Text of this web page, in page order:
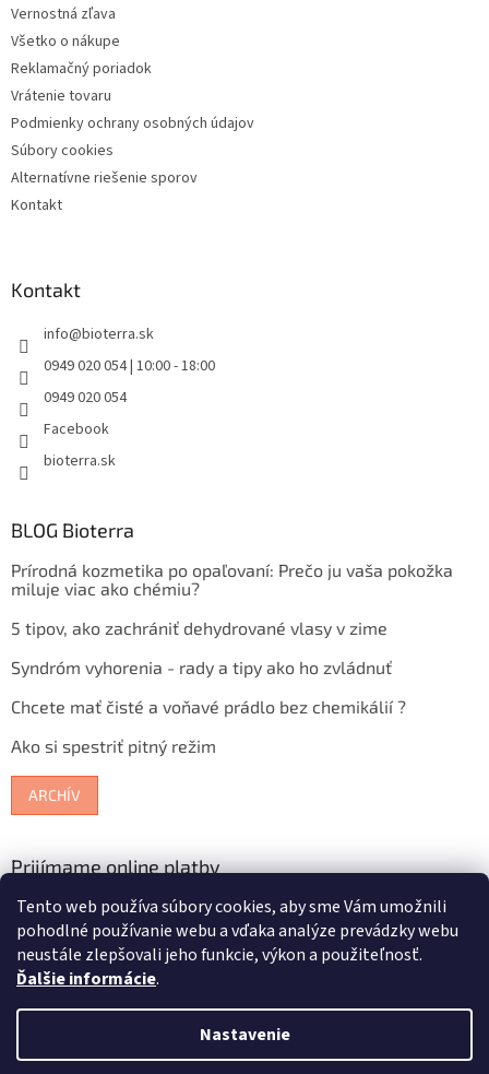
Tento web používa súbory cookies, aby sme Vám umožnili
pohodlné používanie webu a vďaka analýze prevádzky webu
neustále zlepšovali jeho funkcie, výkon a použiteľnosť.
Ďalšie informácie.
Nastavenie
Vernostná zľava
Všetko o nákupe
Reklamačný poriadok
Vrátenie tovaru
Podmienky ochrany osobných údajov
Súbory cookies
Alternatívne riešenie sporov
Kontakt
Kontakt
info@bioterra.sk
0949 020 054 | 10:00 - 18:00
0949 020 054
Facebook
bioterra.sk
BLOG Bioterra
Prírodná kozmetika po opaľovaní: Prečo ju vaša pokožka
miluje viac ako chémiu?
5 tipov, ako zachrániť dehydrované vlasy v zime
Syndróm vyhorenia - rady a tipy ako ho zvládnuť
Chcete mať čisté a voňavé prádlo bez chemikálií ?
Ako si spestriť pitný režim
ARCHÍV
Prijímame online platby